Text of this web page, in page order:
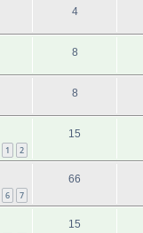
4
8
8
1 2
15
6 7
66
15